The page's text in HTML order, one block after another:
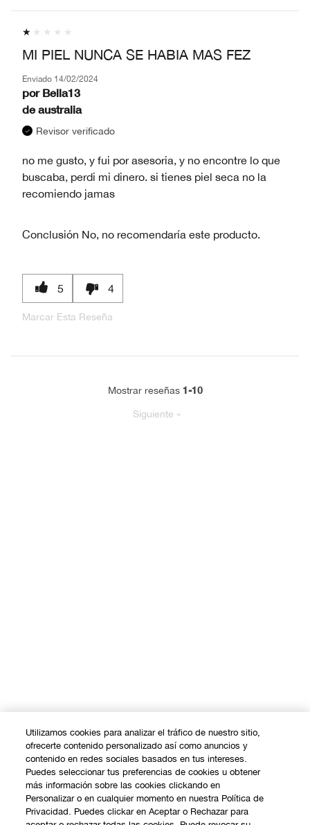
MI PIEL NUNCA SE HABIA MAS FEZ
Enviado 14/02/2024
por Bella13
de australia
Revisor verificado
no me gusto, y fui por asesoria, y no encontre lo que
buscaba, perdi mi dinero. si tienes piel seca no la
recomiendo jamas
Conclusión No, no recomendaría este producto.
5 4
Marcar Esta Reseña
Mostrar reseñas 1-10
Siguiente »
Utilizamos cookies para analizar el tráfico de nuestro sitio,
ofrecerte contenido personalizado así como anuncios y
contenido en redes sociales basados en tus intereses.
Puedes seleccionar tus preferencias de cookies u obtener
más información sobre las cookies clickando en
Personalizar o en cualquier momento en nuestra Política de
Privacidad. Puedes clickar en Aceptar o Rechazar para